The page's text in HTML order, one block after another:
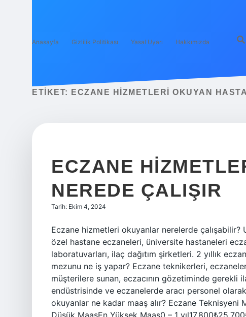
Anasayfa Gizlilik Politikası Yasal Uyarı Hakkımızda
ETIKET: ECZANE HIZMETLERI OKUYAN
ECZANE
NEREDE ÇALIŞIR
Tarih: Ekim 4, 2024
Eczane hizmetleri okuyanlar nerelerde çalışabilir?
özel hastane eczaneleri, üniversite hastaneleri
laboratuvarları, ilaç dağıtım şirketleri. 2 yıllık
mezunu ne iş yapar? Eczane teknikerleri,
müşterilere sunan, eczacının gözetiminde gerekli
endüstrisinde ve eczanelerde aracı personel
okuyanlar ne kadar maaş alır? Eczane Teknisyeni
Düşük MaaşEn Yüksek Maaş0 – 1